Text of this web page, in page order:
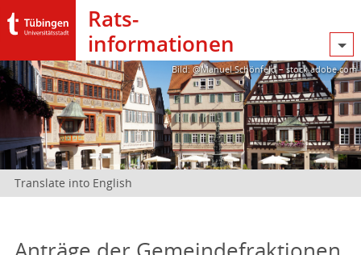
Rats­
informationen
Bild: @Manuel Schönfeld – stock.adobe.com
Translate into English